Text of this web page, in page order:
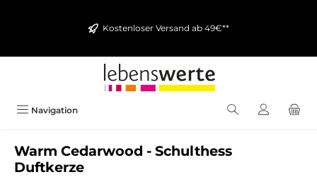
Kostenloser Versand ab 49€**
Navigation
Warm Cedarwood - Schulthess
Duftkerze